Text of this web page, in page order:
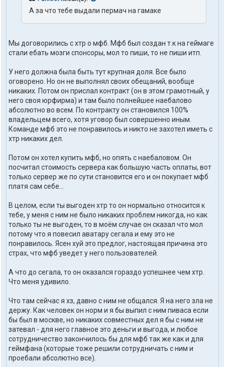
п
з
о
а
е
л
я
t
r
u
t
o
n
А за что тебе выдали пермач на гамаке
Мы договорились с хтр о мфб. Мфб был создан т.к на геймаге
стали ебать мозги спонсоры, мол то пиши, то не пиши итп.
У него должна была быть тут крупная доля. Все было
оговорено. Но он не выполнял своих обещаний, вообще
никаких. Потом он прислал контракт (он в этом грамотный, у
него своя юрфирма) и там было полнейшее наебалово
абсолютно во всем. По контракту он становился 100%
владельцем всего, хотя уговор был совершенно иным.
Команде мфб это не понравилось и никто не захотел иметь с
хтр никаких дел.
Потом он хотел купить мфб, но опять с наебаловом. Он
посчитал стоимость сервера как большую часть оплаты, вот
только сервер же по сути становится его и он покупает мфб
платя сам себе...
В целом, если ты выгоден хтр то он нормально относится к
тебе, у меня с ним не было никаких проблем никогда, но как
только ты не выгоден, то в моём случае он сказал что мол
потому что я повесил аватару сегала и ему это не
понравилось. Ясен хуй это предлог, настоящая причина это
страх, что мфб уведет у него пользователей.
А что до сегала, то он оказался гораздо успешнее чем хтр.
Что меня удивило.
Что там сейчас я хз, давно с ним не общался. Я на него зла не
держу. Как человек он норм и я бы выпил с ним пиваса если
бы был в москве, но никаких совместных дел я бы с ним не
затевал - для него главное это деньги и выгода, и любое
сотрудничество закончилось бы для мфб так же как и для
геймфана (которые тоже решили сотрудничать с ним и
проебали абсолютно все).